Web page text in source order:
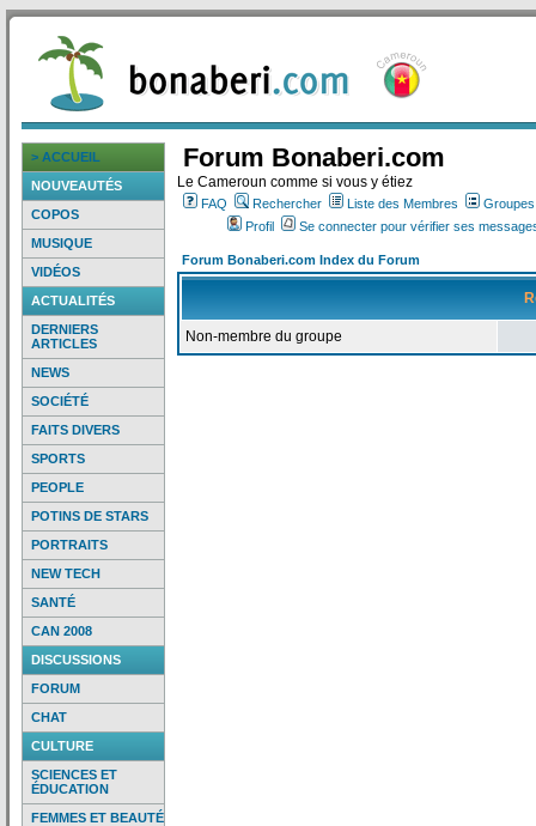
> ACCUEIL
NOUVEAUTÉS
COPOS
MUSIQUE
VIDÉOS
ACTUALITÉS
DERNIERS
ARTICLES
NEWS
SOCIÉTÉ
FAITS DIVERS
SPORTS
PEOPLE
POTINS DE STARS
PORTRAITS
NEW TECH
SANTÉ
CAN 2008
DISCUSSIONS
FORUM
CHAT
CULTURE
SCIENCES ET
ÉDUCATION
FEMMES ET BEAUTÉ
Forum Bonaberi.com
Le Cameroun comme si vous y étiez
FAQ Rechercher Liste des Membres
Profil
Se connecter pour vérifier ses
Forum Bonaberi.com Index du Forum
Non-membre du groupe